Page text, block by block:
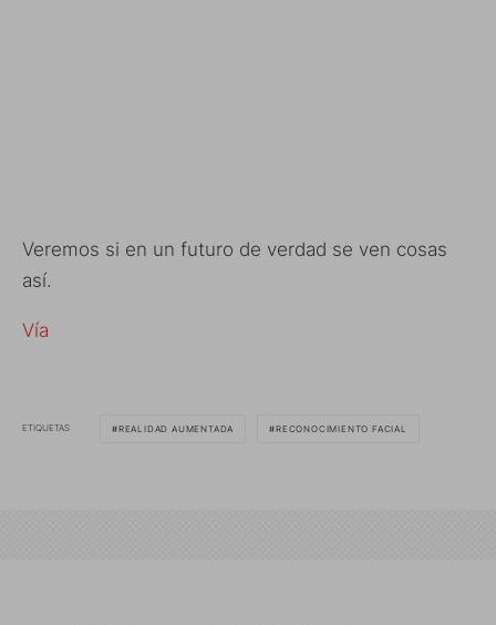
Veremos si en un futuro de verdad se ven cosas
así.
Vía
ETIQUETAS REALIDAD AUMENTADA RECONOCIMIENTO FACIAL